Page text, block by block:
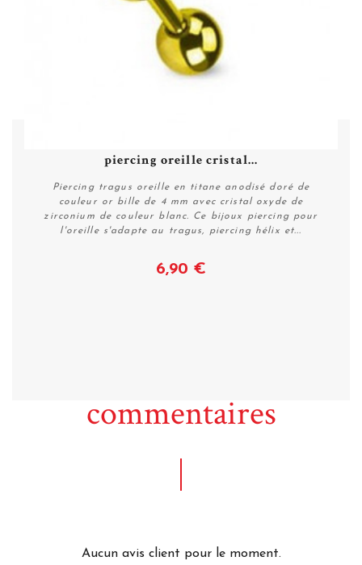
piercing oreille cristal...
Piercing tragus oreille en titane anodisé doré de
couleur or bille de 4 mm avec cristal oxyde de
zirconium de couleur blanc. Ce bijoux piercing pour
l'oreille s'adapte au tragus, piercing hélix et...
6,90 €
commentaires
Aucun avis client pour le moment.